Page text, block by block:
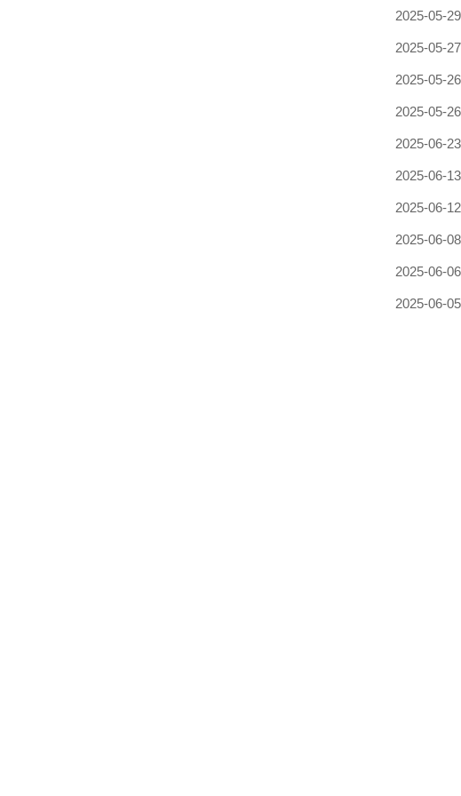
2025-05-29
2025-05-27
2025-05-26
2025-05-26
2025-06-23
2025-06-13
2025-06-12
2025-06-08
2025-06-06
2025-06-05